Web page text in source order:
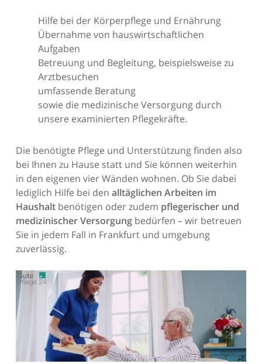
Hilfe bei der Körperpflege und Ernährung
Übernahme von hauswirtschaftlichen
Aufgaben
Betreuung und Begleitung, beispielsweise zu
Arztbesuchen
umfassende Beratung
sowie die medizinische Versorgung durch
unsere examinierten Pflegekräfte.
Die benötigte Pflege und Unterstützung finden also
bei Ihnen zu Hause statt und Sie können weiterhin
in den eigenen vier Wänden wohnen. Ob Sie dabei
lediglich Hilfe bei den alltäglichen Arbeiten im
Haushaltbenötigen oder zudem pflegerischer und
medizinischer Versorgungbedürfen – wir betreuen
Sie in jedem Fall in Frankfurt und umgebung
zuverlässig.